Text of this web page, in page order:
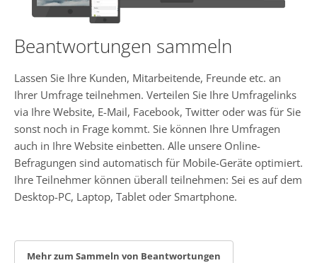
Beantwortungen sammeln
Lassen Sie Ihre Kunden, Mitarbeitende, Freunde etc. an
Ihrer Umfrage teilnehmen. Verteilen Sie Ihre Umfragelinks
via Ihre Website, E-Mail, Facebook, Twitter oder was für Sie
sonst noch in Frage kommt. Sie können Ihre Umfragen
auch in Ihre Website einbetten. Alle unsere Online-
Befragungen sind automatisch für Mobile-Geräte optimiert.
Ihre Teilnehmer können überall teilnehmen: Sei es auf dem
Desktop-PC, Laptop, Tablet oder Smartphone.
Mehr zum Sammeln von Beantwortungen